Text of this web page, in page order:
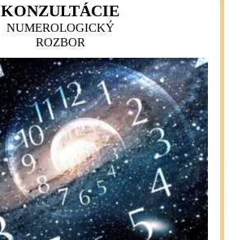
KONZULTÁCIE
NUMEROLOGICKÝ
ROZBOR